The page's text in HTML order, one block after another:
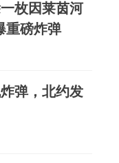
枚因莱茵河
重磅炸弹
弹，北约发